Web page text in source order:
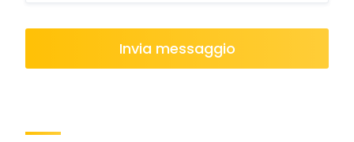
Invia messaggio